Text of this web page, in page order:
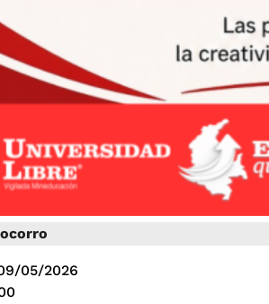
05/2026